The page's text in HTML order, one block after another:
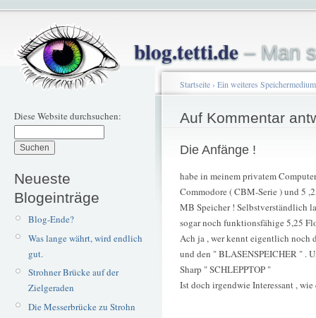
blog.tetti.de– Man
Diese Website durchsuchen:
Neueste
Blogeinträge
Blog-Ende?
Was lange währt, wird endlich
gut.
Strohner Brücke auf der
Zielgeraden
Die Messerbrücke zu Strohn
Startseite› Ein weiteres
Auf Kommentar
Die Anfänge !
habe in meinem privatem
Commodore ( CBM-Serie ) und 5
MB Speicher ! Selbstverständlich
sogar noch funktionsfähige 5,25
Ach ja , wer kennt eigentlich noch
und den " BLASENSPEICHER " .
Sharp " SCHLEPPTOP "
Ist doch irgendwie Interessant , wie